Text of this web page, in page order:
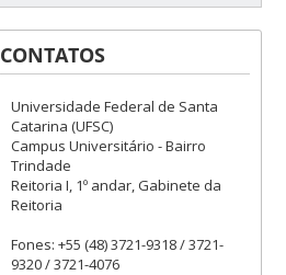
CONTATOS
Universidade Federal de Santa
Catarina (UFSC)
Campus Universitário - Bairro
Trindade
Reitoria I, 1º andar, Gabinete da
Reitoria
Fones: +55 (48) 3721-9318 / 3721-
9320 / 3721-4076